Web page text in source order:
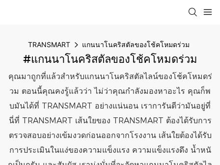
TRANSMART แกนนาโนคริสตัลของโช้คโหมดร่วม
#แกนนาโนคริสตัลของโช้คโหมดร่วม
คุณมาถูกที่แล้วสำหรับแกนนาโนคริสตัลไลน์ของโช้คโหมดร่
วม ตอนนี้คุณคงรู้แล้วว่า ไม่ว่าคุณกำลังมองหาอะไร คุณก็พ
บมันได้ที่ TRANSMART อย่างแน่นอน เราการันตีว่ามันอยู่ที่
นี่ที่ TRANSMART เส้นใยของ TRANSMART ต้องได้รับการ
ตรวจสอบอย่างเข้มงวดก่อนออกจากโรงงาน เส้นใยต้องได้รับ
การประเมินในแง่ของความแข็งแรง ความแข็งแรงดึง น้ำหนั